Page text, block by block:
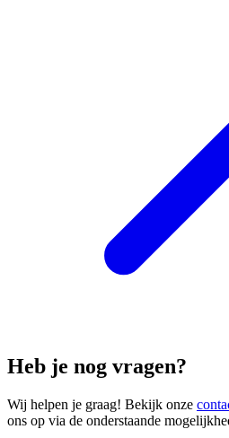
Heb je nog vragen?
Wij helpen je graag! Bekijk onze
ons op via de onderstaande